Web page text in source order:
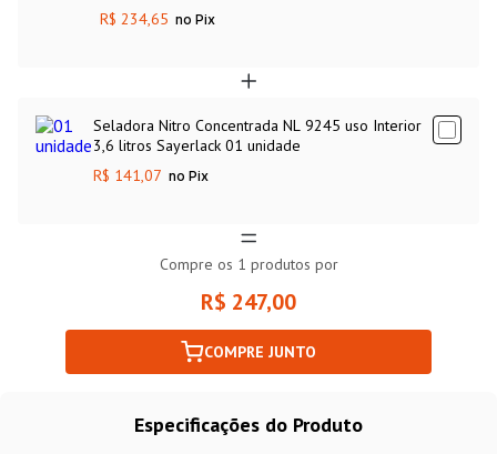
R$ 234,65 no Pix
Seladora Nitro Concentrada NL 9245 uso Interior
3,6 litros Sayerlack 01 unidade
R$ 141,07 no Pix
Compre os 1 produtos por
R$ 247,00
COMPRE JUNTO
Especificações do Produto